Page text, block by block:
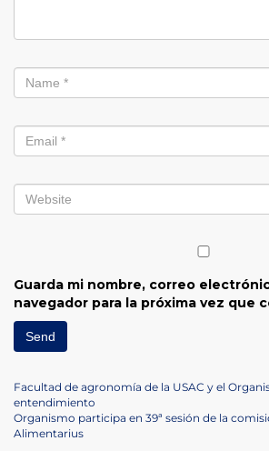
Guarda mi nombre, correo
navegador para la próxima vez que
Navegación
de
Previous
Post
Facultad de agronomía de la USAC y el
entendimiento
Next
Post
Organismo participa en 39ª sesión de la
Alimentarius